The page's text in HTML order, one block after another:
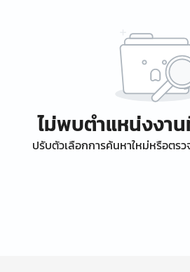
ไม่พบตำแหน่งงา
ปรับตัวเลือกการค้นหาใหม่หรือตร